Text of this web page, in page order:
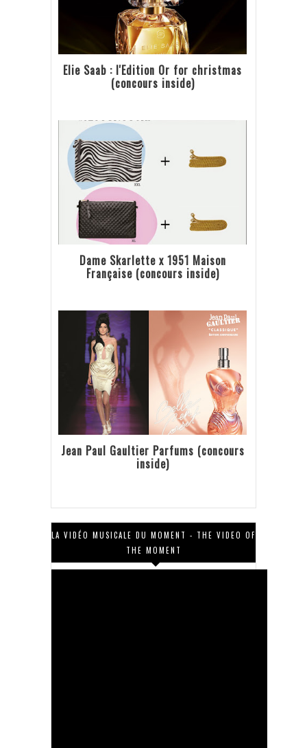
Elie Saab : l'Edition Or for christmas
(concours inside)
Dame Skarlette x 1951 Maison
Française (concours inside)
Jean Paul Gaultier Parfums (concours
inside)
LA VIDÉO MUSICALE DU MOMENT - THE VIDEO OF
THE MOMENT